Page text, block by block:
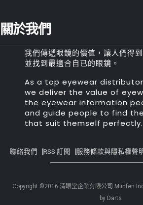
關於我們
我們傳遞眼鏡的價值，讓人們得
並找到最適合自已的眼鏡。
As a top eyewear
we deliver the value of
the eyewear information
and guide people to find
that suit themself perfectly.
聯絡我們 RSS 訂閱 服務條款與隱私權聲
Copyright ©2016 清眼堂企業有限公司 Miinfen
by Darts